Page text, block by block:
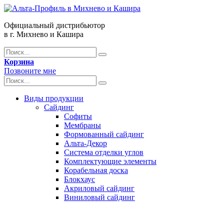
Официальный дистрибьютор
в г. Михнево и Кашира
Корзина
Позвоните мне
Виды продукции
Сайдинг
Софиты
Мембраны
Формованный сайдинг
Альта-Декор
Система отделки углов
Комплектующие элементы
Корабельная доска
Блокхаус
Акриловый сайдинг
Виниловый сайдинг